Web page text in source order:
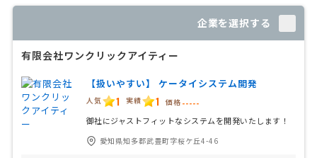
企業を選択する
有限会社ワンクリックアイティー
【扱いやすい】 ケータイシステム開発
人気 1 実績 1 価格 -----
御社にジャストフィットなシステムを開発いたします！
愛知県知多郡武豊町字桜ケ丘4-46